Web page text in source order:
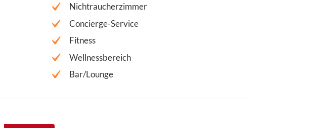
Nichtraucherzimmer
Concierge-Service
Fitness
Wellnessbereich
Bar/Lounge